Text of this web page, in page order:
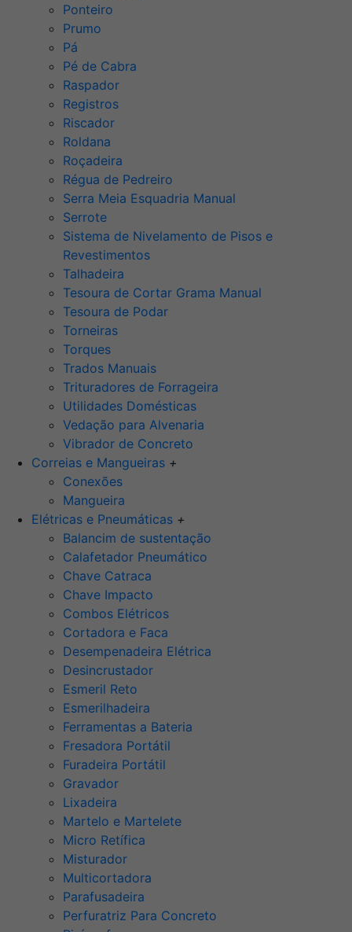
Ponteiro
Prumo
Pá
Pé de Cabra
Raspador
Registros
Riscador
Roldana
Roçadeira
Régua de Pedreiro
Serra Meia Esquadria Manual
Serrote
Sistema de Nivelamento de Pisos e
Revestimentos
Talhadeira
Tesoura de Cortar Grama Manual
Tesoura de Podar
Torneiras
Torques
Trados Manuais
Trituradores de Forrageira
Utilidades Domésticas
Vedação para Alvenaria
Vibrador de Concreto
Correias e Mangueiras +
Conexões
Mangueira
Elétricas e Pneumáticas +
Balancim de sustentação
Calafetador Pneumático
Chave Catraca
Chave Impacto
Combos Elétricos
Cortadora e Faca
Desempenadeira Elétrica
Desincrustador
Esmeril Reto
Esmerilhadeira
Ferramentas a Bateria
Fresadora Portátil
Furadeira Portátil
Gravador
Lixadeira
Martelo e Martelete
Micro Retífica
Misturador
Multicortadora
Parafusadeira
Perfuratriz Para Concreto